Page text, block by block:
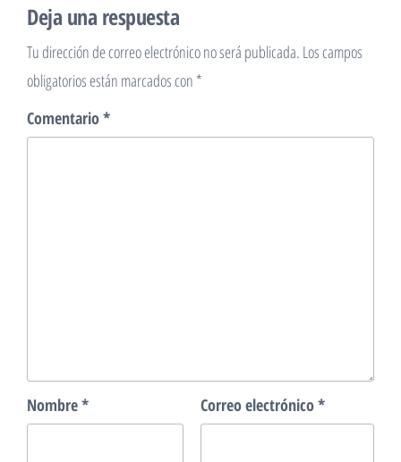
Deja una respuesta
Tu dirección de correo electrónico no será publicada. Los campos
obligatorios están marcados con *
Comentario*
Nombre* Correo electrónico*